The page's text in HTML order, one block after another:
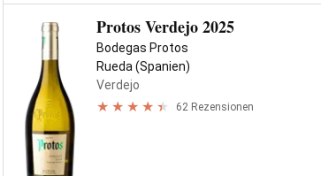
Protos Verdejo 2025
Bodegas Protos
Rueda (Spanien)
Verdejo
62 Rezensionen